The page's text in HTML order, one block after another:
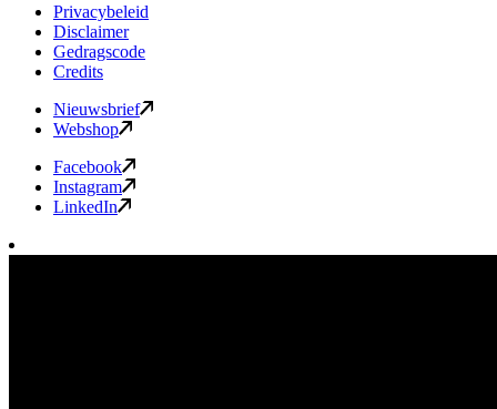
Privacybeleid
Disclaimer
Gedragscode
Credits
Nieuwsbrief
Webshop
Facebook
Instagram
LinkedIn